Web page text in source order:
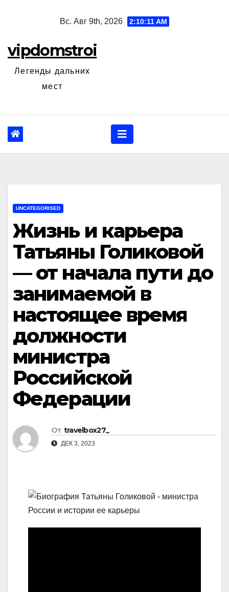
Вс. Авг 9th, 2026 2:10:12 AM
vipdomstroi
Легенды дальних
мест
UNCATEGORISED
Жизнь и карьера
Татьяны Голиковой
— от начала пути до
занимаемой в
настоящее время
должности
министра
Российской
Федерации
От travelbox27_
ДЕК 3, 2023